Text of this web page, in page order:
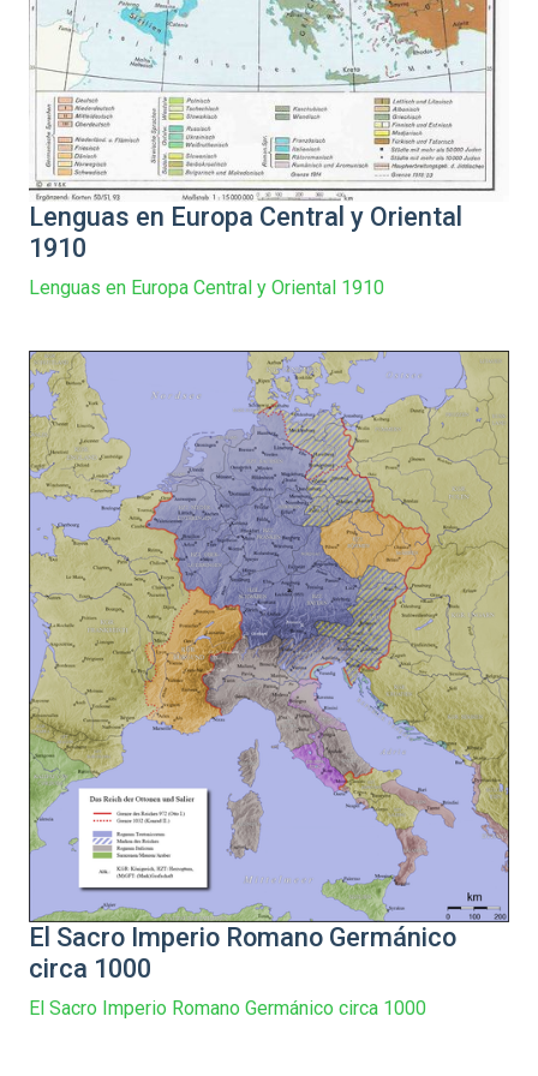
Lenguas en Europa Central y Oriental
1910
Lenguas en Europa Central y Oriental 1910
El Sacro Imperio Romano Germánico
circa 1000
El Sacro Imperio Romano Germánico circa 1000